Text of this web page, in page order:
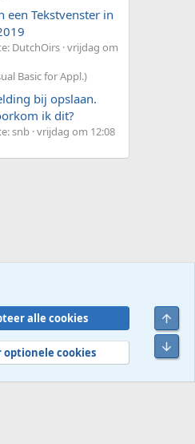
een Tekstvenster in
DutchOirs vrijdag om
Basic for Appl.)
bij opslaan.
ik dit?
snb vrijdag om 12:08
Privacybeleid Help
R
S
alle cookies
optionele cookies